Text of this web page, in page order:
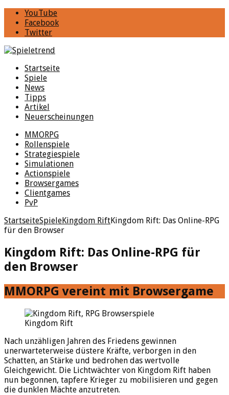
YouTube
Facebook
Twitter
Startseite
Spiele
News
Tipps
Artikel
Neuerscheinungen
MMORPG
Rollenspiele
Strategiespiele
Simulationen
Actionspiele
Browsergames
Clientgames
PvP
StartseiteSpieleKingdom RiftKingdom Rift: Das Online-RPG
für den Browser
Kingdom Rift: Das Online-RPG für
den Browser
MMORPG vereint mit Browsergame
Kingdom Rift
Nach unzähligen Jahren des Friedens gewinnen
unerwarteterweise düstere Kräfte, verborgen in den
Schatten, an Stärke und bedrohen das wertvolle
Gleichgewicht. Die Lichtwächter von Kingdom Rift haben
nun begonnen, tapfere Krieger zu mobilisieren und gegen
die dunklen Mächte anzutreten.